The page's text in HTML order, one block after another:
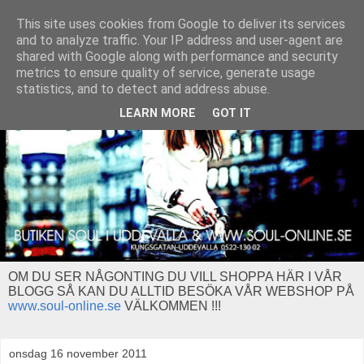
OM DU SER NÅGONTING DU VILL SHOPPA HÄR I VÅR
BLOGG SÅ KAN DU ALLTID BESÖKA VÅR WEBSHOP PÅ
www.soul-online.se VÄLKOMMEN !!!
onsdag 16 november 2011
This site uses cookies from Google to deliver its services
and to analyze traffic. Your IP address and user-agent are
shared with Google along with performance and security
metrics to ensure quality of service, generate usage
statistics, and to detect and address abuse.
LEARN MORE GOT IT